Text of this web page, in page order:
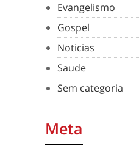
Evangelismo
Gospel
Noticias
Saude
Sem categoria
Meta